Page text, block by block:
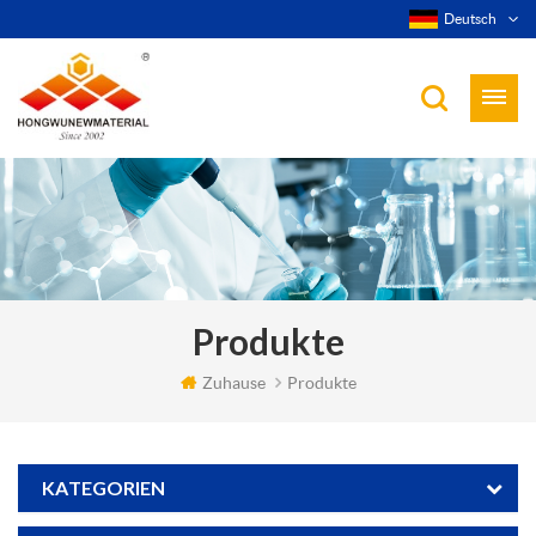
Deutsch
Produkte
Zuhause Produkte
KATEGORIEN